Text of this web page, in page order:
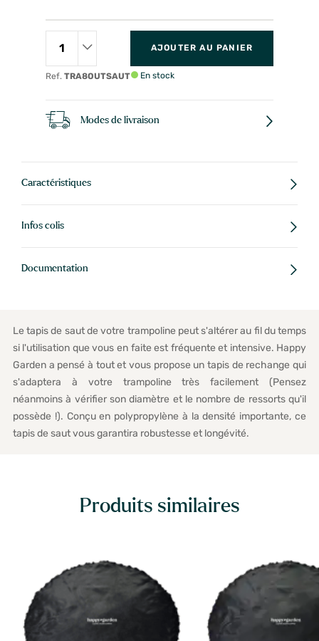
Ref. TRA8OUTSAUT
AJOUTER AU PANIER
En stock
Modes de livraison
Caractéristiques
Infos colis
Documentation
Le tapis de saut de votre trampoline peut s'altérer au fil du temps
si l'utilisation que vous en faite est fréquente et intensive. Happy
Garden a pensé à tout et vous propose un tapis de rechange qui
s'adaptera à votre trampoline très facilement (Pensez
néanmoins à vérifier son diamètre et le nombre de ressorts qu'il
possède !). Conçu en polypropylène à la densité importante, ce
tapis de saut vous garantira robustesse et longévité.
Produits similaires